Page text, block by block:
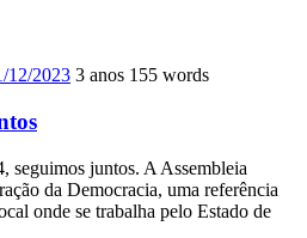
12/2023 3 anos 155 words
juntos. A Assembleia
da Democracia, uma referência
onde se trabalha pelo Estado de